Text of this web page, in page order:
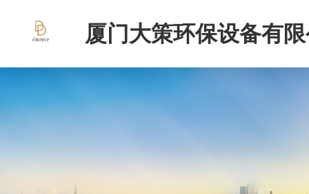
厦门大策环保设备有